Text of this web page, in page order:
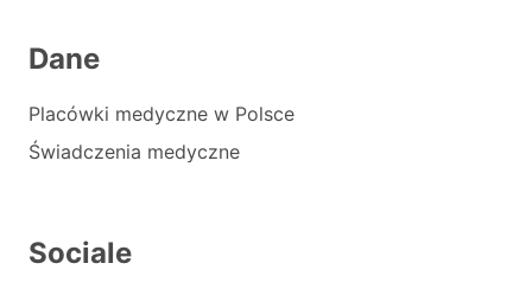
Dane
Placówki medyczne w Polsce
Świadczenia medyczne
Sociale